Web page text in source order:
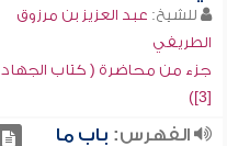
للشيخ: عبد العزيز بن مرزوق
الطريفي
جزء من محاضرة ( كتاب الجهاد
[3])
الفهرس: باب ما